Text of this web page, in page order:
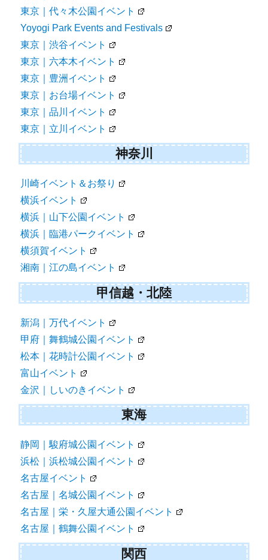
東京｜代々木公園イベント
Yoyogi Park Events and Festivals
東京｜渋谷イベント
東京｜六本木イベント
東京｜豊洲イベント
東京｜お台場イベント
東京｜品川イベント
東京｜立川イベント
神奈川
川崎イベント＆お祭り
横浜イベント
横浜｜山下公園イベント
横浜｜臨港パークイベント
横須賀イベント
湘南｜江の島イベント
甲信越・北陸
新潟｜万代イベント
甲府｜舞鶴城公園イベント
松本｜花時計公園イベント
富山イベント
金沢｜しいのきイベント
東海
静岡｜駿府城公園イベント
浜松｜浜松城公園イベント
名古屋イベント
名古屋｜名城公園イベント
名古屋｜栄・久屋大通公園イベント
名古屋｜鶴舞公園イベント
関西